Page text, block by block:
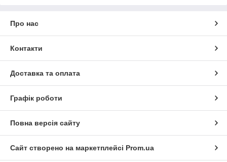
Про нас
Контакти
Доставка та оплата
Графік роботи
Повна версія сайту
Сайт створено на маркетплейсі Prom.ua